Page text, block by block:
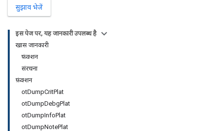
सुझाव भेजें
इस पेज पर, यह जानकारी उपलब्ध है
खास जानकारी
फ़ंक्शन
संरचना
फ़ंक्शन
otDumpCritPlat
otDumpDebgPlat
otDumpInfoPlat
otDumpNotePlat